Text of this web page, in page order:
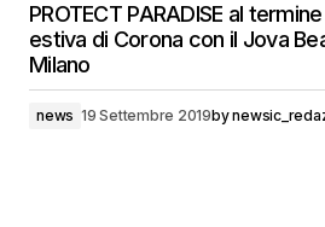
PROTECT PARADISE al
estiva di Corona con il Jova
Milano
news 19 Settembre 2019by